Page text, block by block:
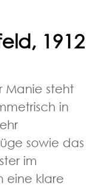
1912
Manie steht
in
sowie das
im
eine klare